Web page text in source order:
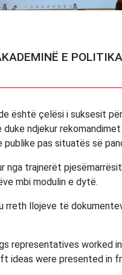
E
është çelësi i suksesit
ndjekur
pas situatës së
nga trajnerët
mbi modulin e dytë.
rreth llojeve të
representatives worked
ideas were presented in